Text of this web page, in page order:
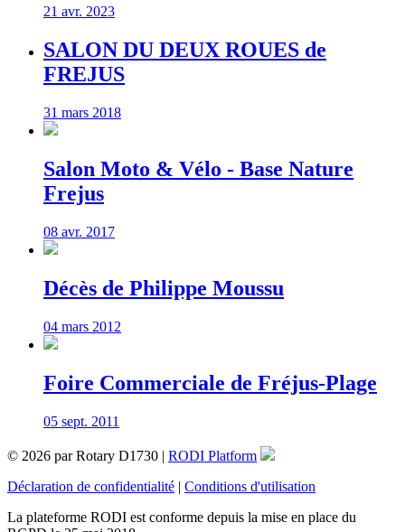
21 avr. 2023
SALON DU DEUX ROUES de
FREJUS
31 mars 2018
Salon Moto & Vélo - Base Nature
Frejus
08 avr. 2017
Décès de Philippe Moussu
04 mars 2012
Foire Commerciale de Fréjus-Plage
05 sept. 2011
© 2026 par Rotary D1730 | RODI Platform
Déclaration de confidentialité | Conditions d'utilisation
La plateforme RODI est conforme depuis la mise en place du